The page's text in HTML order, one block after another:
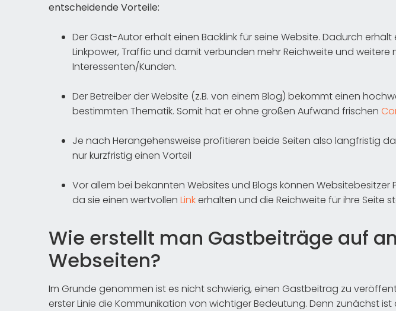
entscheidende Vorteile:
Der Gast-Autor erhält einen Backlink für seine Website. Dadurch erhält
Linkpower, Traffic und damit verbunden mehr Reichweite und weitere
Interessenten/Kunden.
Der Betreiber der Website (z.B. von einem Blog) bekommt einen
bestimmten Thematik. Somit hat er ohne großen Aufwand frischen
Je nach Herangehensweise profitieren beide Seiten also langfristig
nur kurzfristig einen Vorteil
Vor allem bei bekannten Websites und Blogs können Websitebesitzer
da sie einen wertvollen Linkerhalten und die Reichweite für ihre Seite
Wie erstellt man Gastbeiträge auf
Webseiten?
Im Grunde genommen ist es nicht schwierig, einen Gastbeitrag zu
erster Linie die Kommunikation von wichtiger Bedeutung. Denn zunächst